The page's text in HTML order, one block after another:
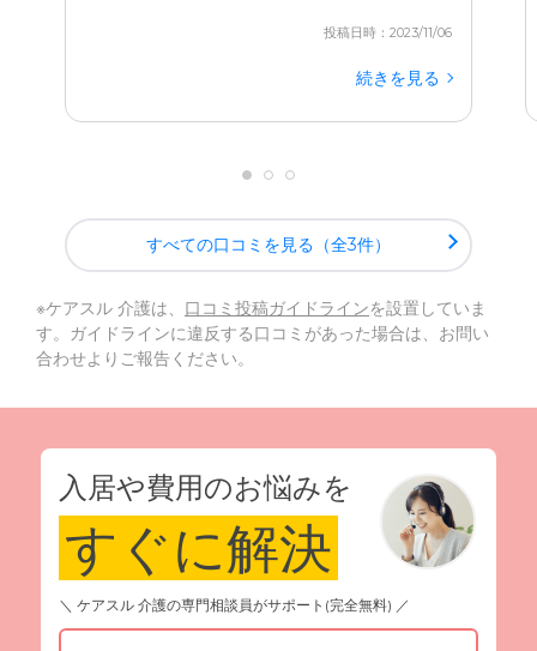
投稿日時：2023/11/06
続きを見る
すべての口コミを見る（全3件）
※ケアスル 介護は、 口コミ投稿ガイドラインを設置していま
す。ガイドラインに違反する口コミがあった場合は、お問い
合わせよりご報告ください。
入居や費用のお悩みを
すぐに解決
＼ ケアスル 介護の専門相談員がサポート(完全無料) ／